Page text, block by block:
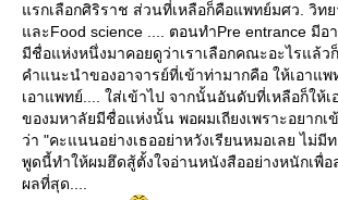
รกเลือกศิริราช ส่วนที่เหลือก็คือแพทย์มศว. วิท
ละFood science .... ตอนทำPre entrance มี
มีชื่อแห่งหนึ่งมาคอยดูว่าเราเลือกคณะอะไรแล้ว
คำแนะนำของอาจารย์ที่เข้าท่ามากคือ ให้เอาแ
เอาแพทย์.... ใส่เข้าไป จากนั้นอันดับที่เหลือก็ใ
ของมหาลัยมีชื่อแห่งนั้น พอผมเถียงเพราะอยากเ
ว่า "คะแนนอย่างเธออย่าหวังเรียนหมอเลย ไม่มี
พูดนี้ทำให้ผมฮึดสู้ตั้งใจอ่านหนังสืออย่างหนักเพื่
ผลที่สุด....